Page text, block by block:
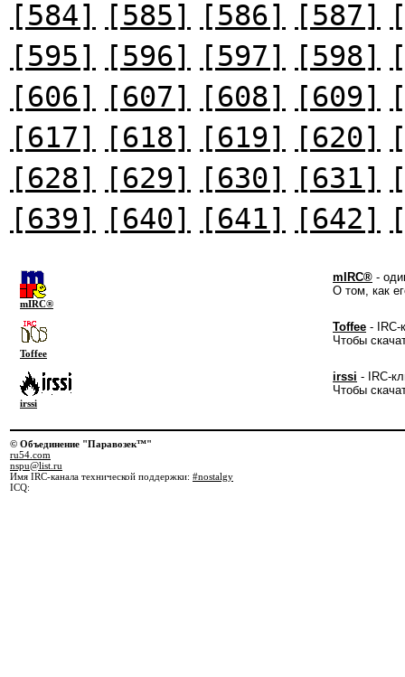
[584] [585] [586] [587]
[595]
[596] [597] [598]
[606]
[607] [608] [609]
[617]
[618] [619] [620]
[628]
[629] [630] [631]
[639]
[640] [641] [642]
mIRC®
mIRC® -
О том, как
Toffee
Toffee - IRC-
Чтобы
irssi
irssi - IRC-
Чтобы
© Объединение "Паравозек™"
ru54.com
nspu@list.ru
Имя IRC-канала технической поддержки: #nostalgy
ICQ: